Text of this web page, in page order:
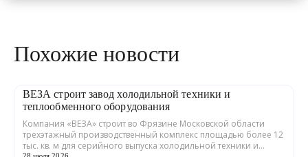
Похожие новости
ВЕЗА строит завод холодильной техники и
теплообменного оборудования
Компания «ВЕЗА» строит во Фрязине Московской области
трехэтажный производственный комплекс площадью более 12
тыс. кв. м для серийного выпуска холодильной техники и